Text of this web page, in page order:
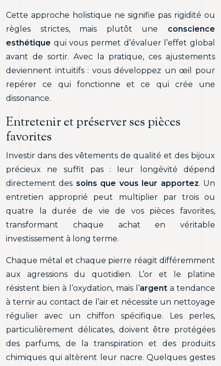
Cette approche holistique ne signifie pas rigidité ou
règles strictes, mais plutôt une conscience
esthétique qui vous permet d’évaluer l’effet global
avant de sortir. Avec la pratique, ces ajustements
deviennent intuitifs : vous développez un œil pour
repérer ce qui fonctionne et ce qui crée une
dissonance.
Entretenir et préserver ses pièces
favorites
Investir dans des vêtements de qualité et des bijoux
précieux ne suffit pas : leur longévité dépend
directement des soins que vous leur apportez. Un
entretien approprié peut multiplier par trois ou
quatre la durée de vie de vos pièces favorites,
transformant chaque achat en véritable
investissement à long terme.
Chaque métal et chaque pierre réagit différemment
aux agressions du quotidien. L’or et le platine
résistent bien à l’oxydation, mais l’argent a tendance
à ternir au contact de l’air et nécessite un nettoyage
régulier avec un chiffon spécifique. Les perles,
particulièrement délicates, doivent être protégées
des parfums, de la transpiration et des produits
chimiques qui altèrent leur nacre. Quelques gestes